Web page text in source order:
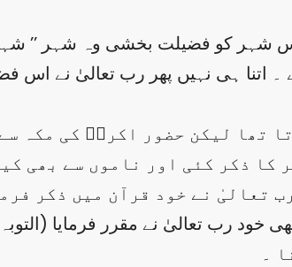
شہر کو فضیلت بخشی وہ شہر ’’
ہی نہیں پھر رب تعالیٰ نے اس
تھا لیکن حضور اکرمؐ کی مکہ
کا ذکر کئی اور ناموں سے بھی
تعالیٰ نے خود قرآن میں ذکر
۔